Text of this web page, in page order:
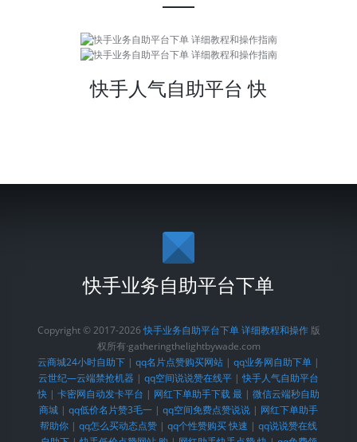
快手人气自助平台 快
快手业务自助平台下单
Copyright © 2017-2026快手业务自助平台下单 详细教程和操作版
权所有·gatheringthelightbywade.com
云商城24小时自助下 | qq名片点赞购买网站 | qq业务网自助下单 |
云世纪—云端禁抢机器 | qq空间说说赞在线平 |快手人气自助平台
快 | 卡密网自动发卡平台 | 网红下单助手下载 最 | 微信云端秒自助
商城 | qq低价名片赞3毛一 | qq空间免费点赞说说 | 网红下单助手
帮助你 | qq怎么买动态点赞 | qq个性赞购买 快速 | qq说说赞在线